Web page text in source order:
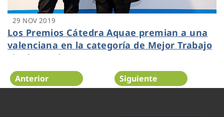
29 NOV 2019
Los Premios Cátedra Aquae premian a una
valenciana en la categoría de Mejor Trabajo
Fin de Grado
Anterior Siguiente